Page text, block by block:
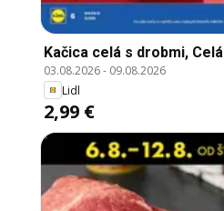
Kačica celá s drobmi,
03.08.2026- 09.08.2026
Lidl
2,99 €